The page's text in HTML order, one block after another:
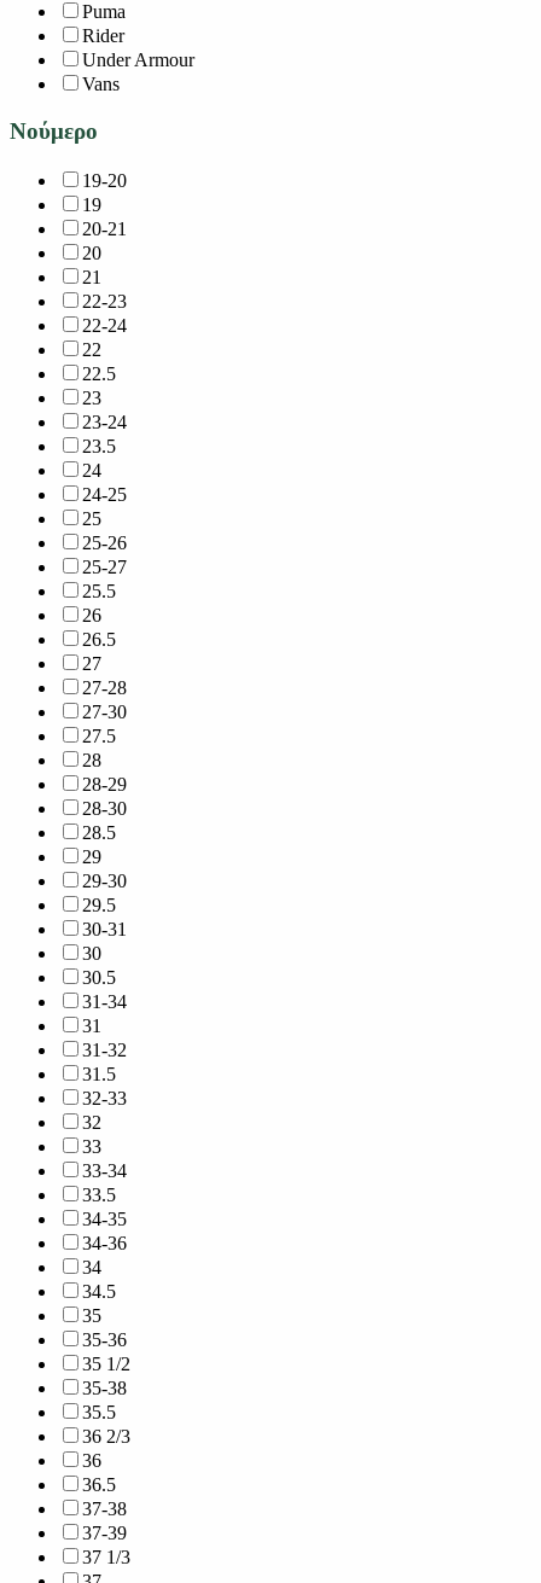
Puma
Rider
Under Armour
Vans
Νούμερο
19-20
19
20-21
20
21
22-23
22-24
22
22.5
23
23-24
23.5
24
24-25
25
25-26
25-27
25.5
26
26.5
27
27-28
27-30
27.5
28
28-29
28-30
28.5
29
29-30
29.5
30-31
30
30.5
31-34
31
31-32
31.5
32-33
32
33
33-34
33.5
34-35
34-36
34
34.5
35
35-36
35 1/2
35-38
35.5
36 2/3
36
36.5
37-38
37-39
37 1/3